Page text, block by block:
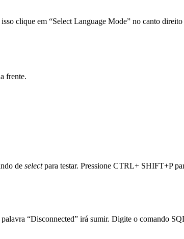
clique em “Select Language Mode” no canto
frente.
de selectpara testar. Pressione CTRL+ SHIFT+P
“Disconnected” irá sumir. Digite o comando